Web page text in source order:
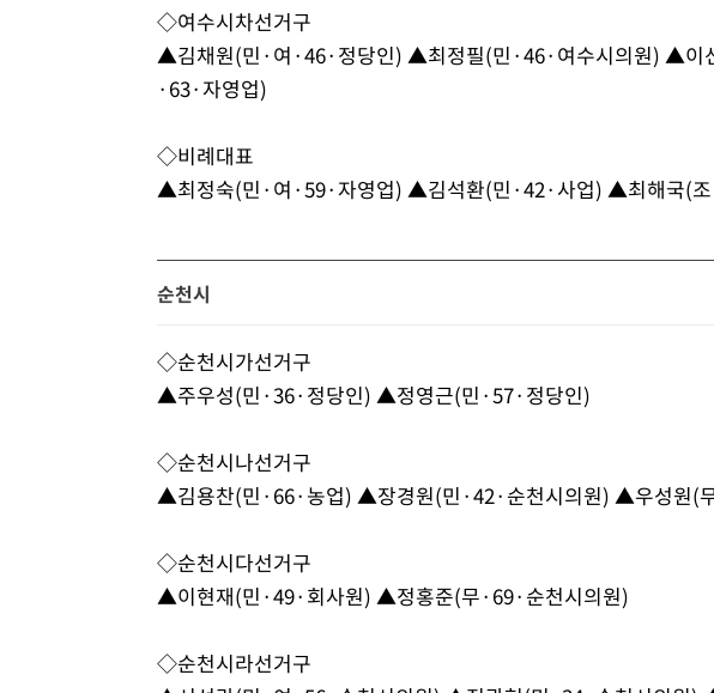
◇여수시차선거구
▲김채원(민·여·46·정당인) ▲최정필(민·46·여수시의원) ▲이
·63·자영업)
◇비례대표
▲최정숙(민·여·59·자영업) ▲김석환(민·42·사업) ▲최해국(
순천시
◇순천시가선거구
▲주우성(민·36·정당인) ▲정영근(민·57·정당인)
◇순천시나선거구
▲김용찬(민·66·농업) ▲장경원(민·42·순천시의원) ▲우성원(
◇순천시다선거구
▲이현재(민·49·회사원) ▲정홍준(무·69·순천시의원)
◇순천시라선거구